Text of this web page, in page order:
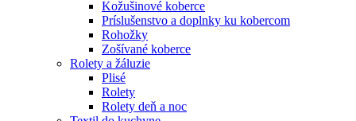
Kožušinové koberce
Príslušenstvo a doplnky ku kobercom
Rohožky
Zošívané koberce
Rolety a žáluzie
Plisé
Rolety
Rolety deň a noc